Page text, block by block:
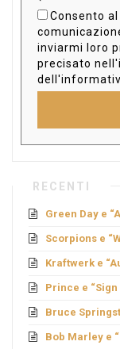
Consento
inviarmi loro
precisato
RECENTI
Green Day e
Scorpions e
Kraftwerk e
Prince e “Sign
Bruce
Bob Marley e